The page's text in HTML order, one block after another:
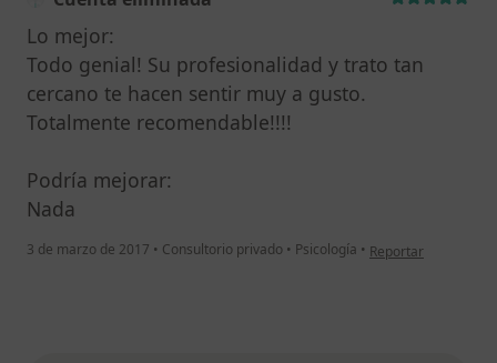
Lo mejor:
Todo genial! Su profesionalidad y trato tan
cercano te hacen sentir muy a gusto.
Totalmente recomendable!!!!
Podría mejorar:
Nada
3 de marzo de 2017 • Consultorio privado • Psicología • en opinión del
Reportar